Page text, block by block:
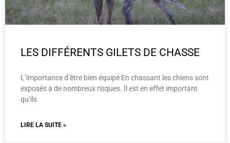
LES DIFFÉRENTS GILETS DE CHASSE
L’importance d’être bien équipé En chassant les chiens sont
exposés à de nombreux risques. Il est en effet important
qu’ils
LIRE LA SUITE »